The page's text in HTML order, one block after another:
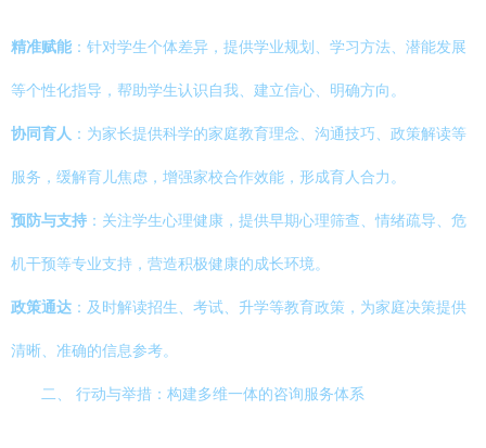
精准赋能 ：针对学生个体差异，提供学业规划、学习方法、潜能发展
等个性化指导，帮助学生认识自我、建立信心、明确方向。
协同育人 ：为家长提供科学的家庭教育理念、沟通技巧、政策解读等
服务，缓解育儿焦虑，增强家校合作效能，形成育人合力。
预防与支持 ：关注学生心理健康，提供早期心理筛查、情绪疏导、危
机干预等专业支持，营造积极健康的成长环境。
政策通达 ：及时解读招生、考试、升学等教育政策，为家庭决策提供
清晰、准确的信息参考。
二、 行动与举措：构建多维一体的咨询服务体系